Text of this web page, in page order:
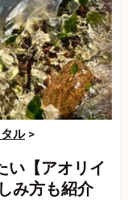
ル>
い【アオリイ
み方も紹介